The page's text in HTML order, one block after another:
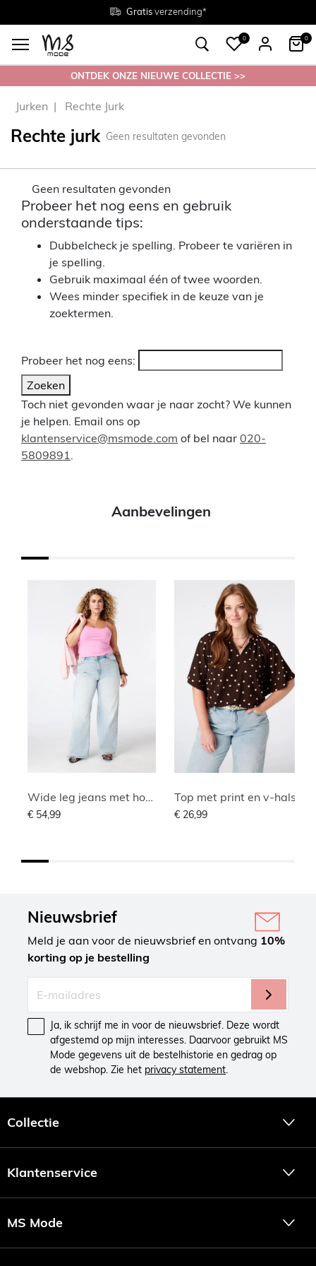
Gratisverzending*
Maten38 - 54
Gratisretourneren in de winkel
0 0
ONTDEK ONZE NIEUWE COLLECTIE >>
Jurken Rechte Jurk
Rechte jurk Geen resultaten gevonden
Geen resultaten gevonden
Probeer het nog eens en gebruik
onderstaande tips:
Dubbelcheck je spelling. Probeer te variëren in
je spelling.
Gebruik maximaal één of twee woorden.
Wees minder specifiek in de keuze van je
zoektermen.
Probeer het nog eens:
Zoeken
Toch niet gevonden waar je naar zocht? We kunnen
je helpen. Email ons op
klantenservice@msmode.com of bel naar 020-
5809891
Aanbevelingen
€ 54,99
Top met print en v-hals
€ 26,99
Nieuwsbrief
Meld je aan voor de nieuwsbrief en ontvang 10%
korting op je bestelling
Ja, ik schrijf me in voor de nieuwsbrief. Deze wordt
afgestemd op mijn interesses. Daarvoor gebruikt MS
Mode gegevens uit de bestelhistorie en gedrag op
de webshop. Zie het privacy statement.
Collectie
Klantenservice
MS Mode